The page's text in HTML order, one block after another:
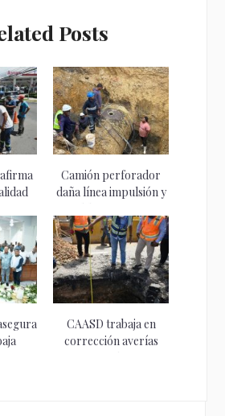
Posts
Camión perforador
daña línea impulsión y
CAASD trabaja en
corrección averías